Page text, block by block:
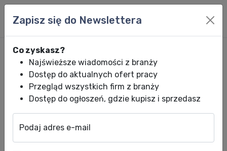
Zapisz się do Newslettera
Co zyskasz?
Najświeższe wiadomości z branży
Dostęp do aktualnych ofert pracy
Przegląd wszystkich firm z branży
Dostęp do ogłoszeń, gdzie kupisz i sprzedasz
Podaj adres e-mail